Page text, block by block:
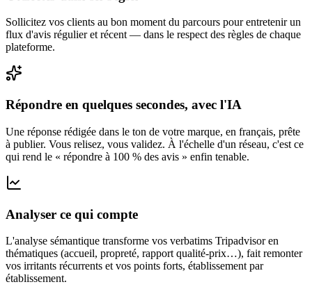
Sollicitez vos clients au bon moment du parcours pour entretenir un
flux d'avis régulier et récent — dans le respect des règles de chaque
plateforme.
Répondre en quelques secondes, avec l'IA
Une réponse rédigée dans le ton de votre marque, en français, prête
à publier. Vous relisez, vous validez. À l'échelle d'un réseau, c'est ce
qui rend le « répondre à 100 % des avis » enfin tenable.
Analyser ce qui compte
L'analyse sémantique transforme vos verbatims Tripadvisor en
thématiques (accueil, propreté, rapport qualité-prix…), fait remonter
vos irritants récurrents et vos points forts, établissement par
établissement.